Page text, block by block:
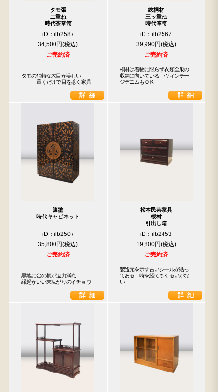
タモ張
二重ね
時代茶箪笥
iD：ilb2587
34,500円
ご売約済
タモの独特な木目が美しい
置くだけで目を惹く家具
総桐材
三ッ重ね
時代箪笥
iD：ilb2567
39,990円
ご売約済
桐材は着物に限らず衣類全般の
収納に向いている　ヴィンテー
ジデニムもＯＫ
漆塗
時代キャビネット
iD：ilb2507
35,800円
ご売約済
黒地に金の柄が迫力満点
縁起がいい末広がりのイチョウ
松本民芸家具
桜材
引出し箱
iD：ilb2453
19,800円
ご売約済
製造元を示す古いシールが貼っ
てある　時を経てもくるいがな
い